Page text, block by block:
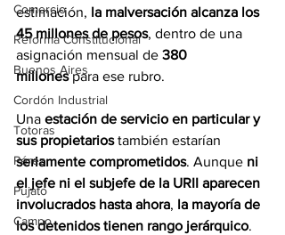
Comercio
Reforma Constitucional
Buenos Aires
Cordón Industrial
Totoras
Pérez
Pujato
Campo
estimación, la malversación alcanza los
45 millones de pesos, dentro de una
asignación mensual de 380
millones para ese rubro.
Una estación de servicio en particular y
sus propietarios también estarían
seriamente comprometidos. Aunque ni
el jefe ni el subjefe de la URII aparecen
involucrados hasta ahora, la mayoría de
los detenidos tienen rango jerárquico.